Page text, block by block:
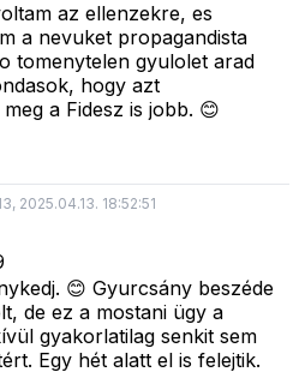
az ellenzekre, es
a nevuket propagandista
tomenytelen gyulolet arad
hogy azt
a Fidesz is jobb. 😊
2025.04.13. 18:52:51
😊 Gyurcsány beszéde
de ez a mostani ügy a
gyakorlatilag senkit sem
Egy hét alatt el is felejtik.